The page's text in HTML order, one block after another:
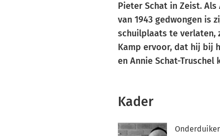
Pieter Schat in Zeist.
van 1943 gedwongen is
schuilplaats te verlaten,
Kamp ervoor, dat hij bij
en Annie Schat-Truschel
Kader